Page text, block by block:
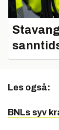
Les også:
BNLs syv